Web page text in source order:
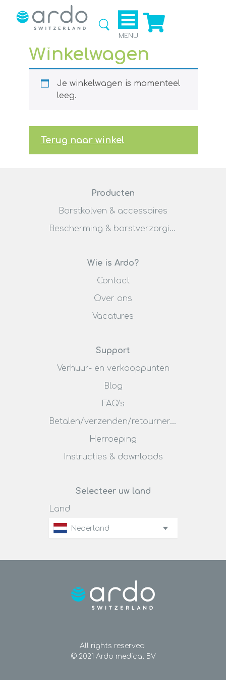
MENU
Winkelwagen
Je winkelwagen is momenteel
leeg.
Terug naar winkel
Producten
Borstkolven & accessoires
Bescherming & borstverzorging
Wie is Ardo?
Contact
Over ons
Vacatures
Support
Verhuur- en verkooppunten
Blog
FAQ’s
Betalen/verzenden/retourneren
Herroeping
Instructies & downloads
Selecteer uw land
Land
Nederland
All rights reserved
© 2021 Ardo medical BV